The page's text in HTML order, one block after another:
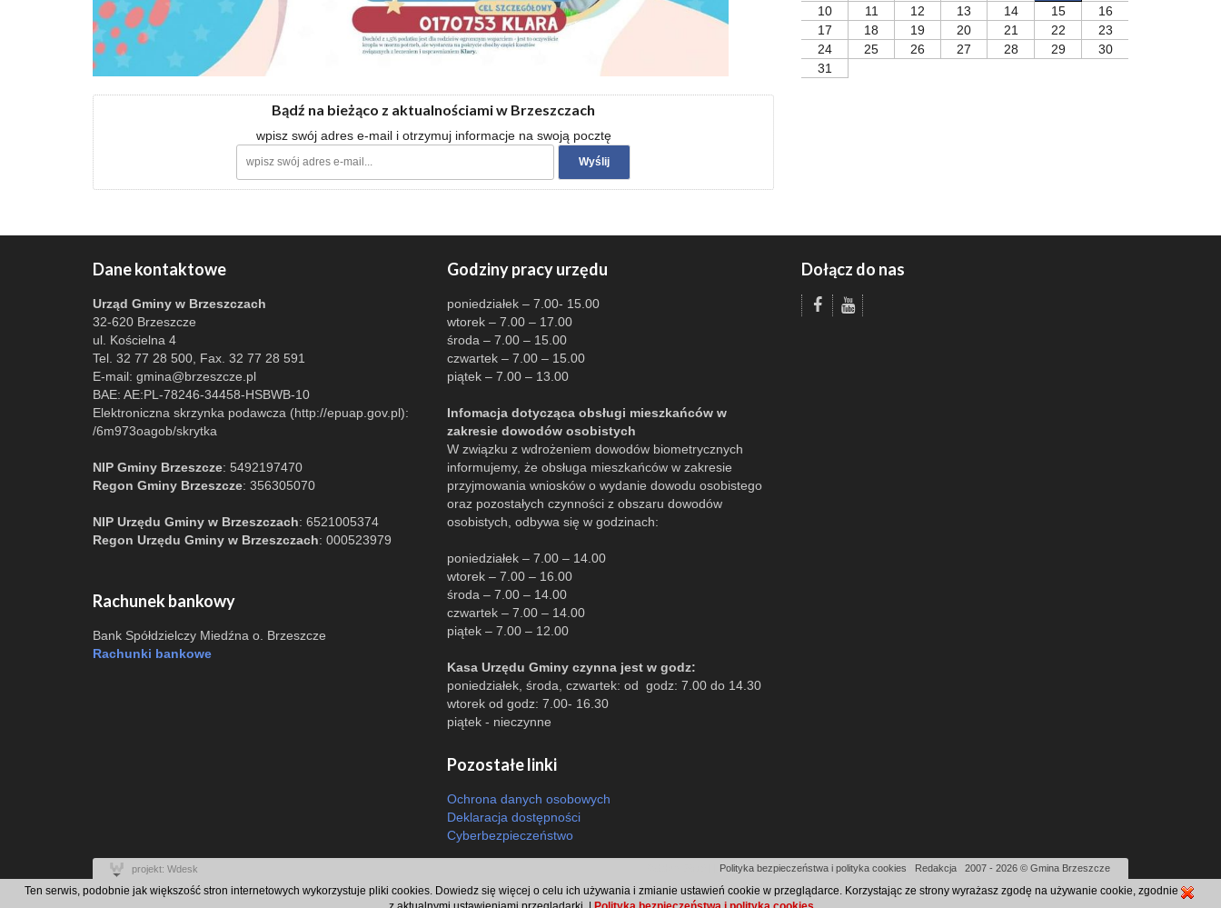
Bądź na bieżąco z aktualnościami w Brzeszczach
wpisz swój adres e-mail i otrzymuj informacje na swoją pocztę
10
11 12 13 14 15
16
17
18 19 20 21 22
23
24
25 26 27 28 29
30
31
Dane kontaktowe
Urząd Gminy w Brzeszczach
32-620 Brzeszcze
ul. Kościelna 4
Tel. 32 77 28 500, Fax. 32 77 28 591
E-mail: gmina@brzeszcze.pl
BAE: AE:PL-78246-34458-HSBWB-10
Elektroniczna skrzynka podawcza (http://epuap.gov.pl):
/6m973oagob/skrytka
NIP Gminy Brzeszcze: 5492197470
Regon Gminy Brzeszcze: 356305070
NIP Urzędu Gminy w Brzeszczach: 6521005374
Regon Urzędu Gminy w Brzeszczach: 000523979
Rachunek bankowy
Bank Spółdzielczy Miedźna o. Brzeszcze
Rachunki bankowe
Godziny pracy urzędu
poniedziałek – 7.00- 15.00
wtorek – 7.00 – 17.00
środa – 7.00 – 15.00
czwartek – 7.00 – 15.00
piątek – 7.00 – 13.00
Infomacja dotycząca obsługi mieszkańców w
zakresie dowodów osobistych
W związku z wdrożeniem dowodów biometrycznych
informujemy, że obsługa mieszkańców w zakresie
przyjmowania wniosków o wydanie dowodu osobistego
oraz pozostałych czynności z obszaru dowodów
osobistych, odbywa się w godzinach:
poniedziałek – 7.00 – 14.00
wtorek – 7.00 – 16.00
środa – 7.00 – 14.00
czwartek – 7.00 – 14.00
piątek – 7.00 – 12.00
Kasa Urzędu Gminy czynna jest w godz:
poniedziałek, środa, czwartek: od godz: 7.00 do 14.30
wtorek od godz: 7.00- 16.30
piątek - nieczynne
Pozostałe linki
Ochrona danych osobowych
Deklaracja dostępności
Cyberbezpieczeństwo
Dołącz do nas
Polityka bezpieczeństwa i polityka cookies Redakcja 2007 - 2026 © Gmina Brzeszcze
projekt: Wdesk
Ten serwis, podobnie jak większość stron internetowych wykorzystuje pliki cookies. Dowiedz się więcej o celu ich używania i zmianie ustawień cookie w przeglądarce. Korzystając ze strony wyrażasz zgodę na używanie cookie, zgodnie